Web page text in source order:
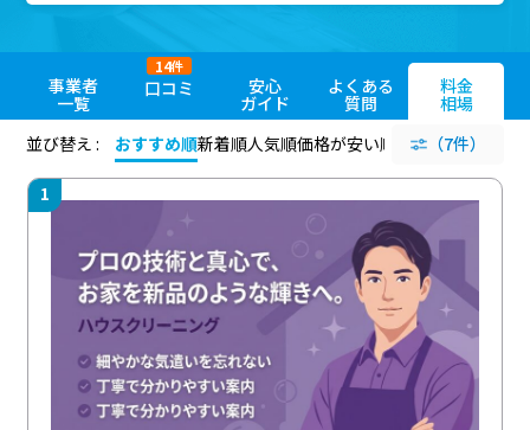
事業者
一覧
口コミ
14件
安心
ガイド
よくある
質問
料金
相場
並び替え :
おすすめ順新着順人気順価格が安い順 評価が高い順
（7件）
1